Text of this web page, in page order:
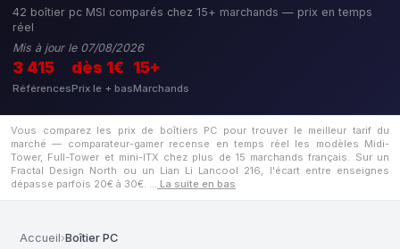
42 boîtier pc MSI comparés chez 15+ marchands — prix en temps
réel
Mis à jour le 07/08/2026
3 415
Références
dès 1€
Prix le + bas
15+
Marchands
Vous comparez les prix de boîtiers PC pour trouver le meilleur tarif du
marché — comparateur-gamer recense en temps réel les modèles Midi-
Tower, Full-Tower et mini-ITX chez plus de 15 marchands français. Sur un
Fractal Design North ou un Lian Li Lancool 216, l'écart entre enseignes
dépasse parfois 20€ à 30€. … La suite en bas
Accueil›Boîtier PC